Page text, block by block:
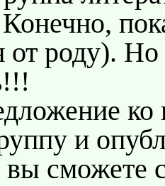
Конечно,
от роду).
ко
и
сможете